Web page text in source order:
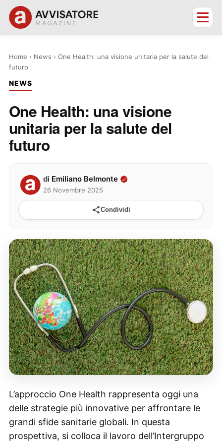
Home › News › One Health: una visione unitaria per la salute del
futuro
NEWS
One Health: una visione
unitaria per la salute del
futuro
di Emiliano Belmonte
26 Novembre 2025
Condividi
L’approccio One Health rappresenta oggi una
delle strategie più innovative per affrontare le
grandi sfide sanitarie globali. In questa
prospettiva, si colloca il lavoro dell’Intergruppo